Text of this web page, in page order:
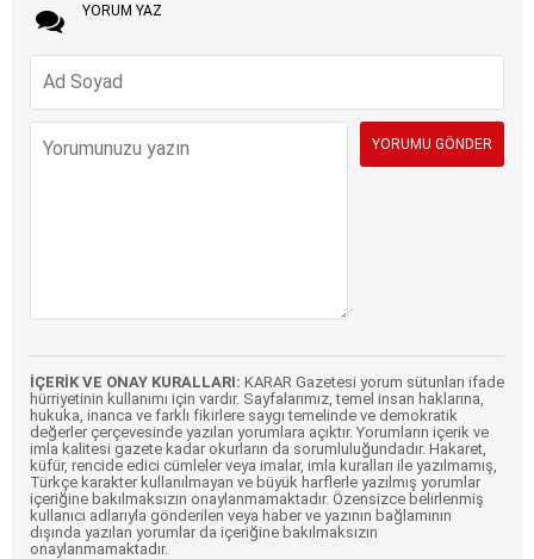
YORUM YAZ
İÇERİK VE ONAY KURALLARI: KARAR Gazetesi yorum sütunları ifade
hürriyetinin kullanımı için vardır. Sayfalarımız, temel insan haklarına,
hukuka, inanca ve farklı fikirlere saygı temelinde ve demokratik
değerler çerçevesinde yazılan yorumlara açıktır. Yorumların içerik ve
imla kalitesi gazete kadar okurların da sorumluluğundadır. Hakaret,
küfür, rencide edici cümleler veya imalar, imla kuralları ile yazılmamış,
Türkçe karakter kullanılmayan ve büyük harflerle yazılmış yorumlar
içeriğine bakılmaksızın onaylanmamaktadır. Özensizce belirlenmiş
kullanıcı adlarıyla gönderilen veya haber ve yazının bağlamının
dışında yazılan yorumlar da içeriğine bakılmaksızın
onaylanmamaktadır.